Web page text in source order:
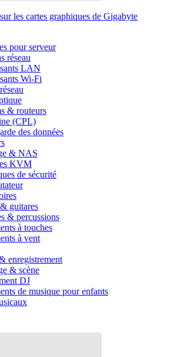
les cartes graphiques de Gigabyte
pour serveur
réseau
LAN
Wi-Fi
& routeurs
(CPL)
des données
& NAS
KVM
de sécurité
guitares
& percussions
à touches
à vent
enregistrement
& scène
DJ
de musique pour enfants